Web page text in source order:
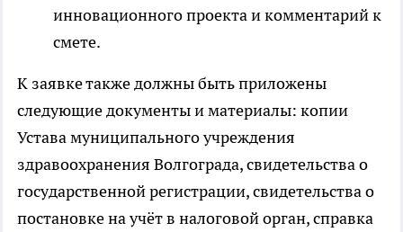
инновационного проекта и комментарий к
смете.
К заявке также должны быть приложены
следующие документы и материалы: копии
Устава муниципального учреждения
здравоохранения Волгограда, свидетельства о
государственной регистрации, свидетельства о
постановке на учёт в налоговой орган, справка